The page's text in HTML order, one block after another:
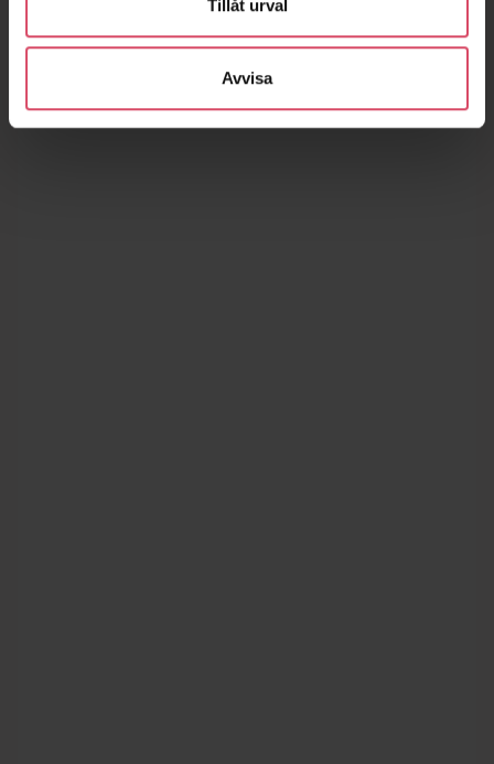
Tillåt urval
Avvisa